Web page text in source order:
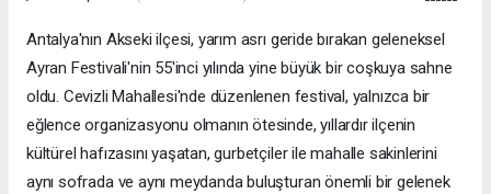
Antalya'nın Akseki ilçesi, yarım asrı geride bırakan geleneksel
Ayran Festivali'nin 55'inci yılında yine büyük bir coşkuya sahne
oldu. Cevizli Mahallesi'nde düzenlenen festival, yalnızca bir
eğlence organizasyonu olmanın ötesinde, yıllardır ilçenin
kültürel hafızasını yaşatan, gurbetçiler ile mahalle sakinlerini
aynı sofrada ve aynı meydanda buluşturan önemli bir gelenek